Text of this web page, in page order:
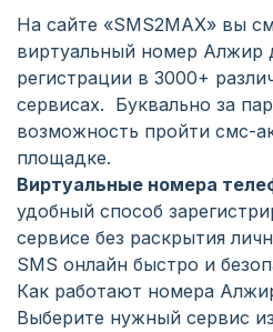
На сайте «SMS2MAX» вы
виртуальный номер Алжир
регистрации в 3000+
сервисах. Буквально за
возможность пройти смс-
площадке.
Виртуальные номера
удобный способ
сервисе без раскрытия
SMS онлайн быстро и
Как работают номера
Выберите нужный сервис